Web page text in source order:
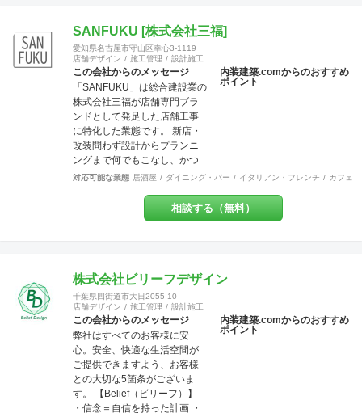
を、私たちにお手伝いさせて
ください。
（tenperhide31@icloud.com）
からも承ります。 その他：道
具商 愛知県公安委員会許
可 第542642304700号
SANFUKU [株式会社三福]
愛知県名古屋市守山区幸心3-1119
店舗デザイン
施工管理 設計施工
この会社からのメッセージ
「SANFUKU」は総合建設業の
株式会社三福が店舗専門ブラ
ンドとして発足した店舗工事
に特化した業態です。 新店・
改装問わず設計からプランニ
ングまで何でもこなし、かつ
リーズナブルに、お客様のご
ます。 また内装・外装・外構
などすべての分野でその道の
り前！腕の良さは年数が経て
ば経つほど実感できます。 そ
して、SANFUKUの職人は施工
力だけでなくコミニケーショ
ン力に優れています。 お客様
が安心してオープンできるよ
うきめ細やかな対応を心がけ
ています。
内装建築.comからのおすすめ
ポイント
対応可能な業態 居酒屋 ダイニング・バー イタリアン・フレンチ カフェ
相談する（無料）
株式会社ビリーフデザイン
千葉県四街道市大日2055-10
店舗デザイン
施工管理 設計施工
この会社からのメッセージ
弊社はすべてのお客様に安
心。安全、快適な生活空間が
ご提供できますよう、お客様
との大切な5箇条がございま
す。 【Belief（ビリーフ）】
・信念＝自信を持った計画 ・
内装建築.comからのおすすめ
ポイント